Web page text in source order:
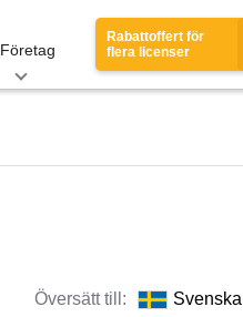
Företag
Rabattoffert för
flera licenser
Översätt till: Svenska